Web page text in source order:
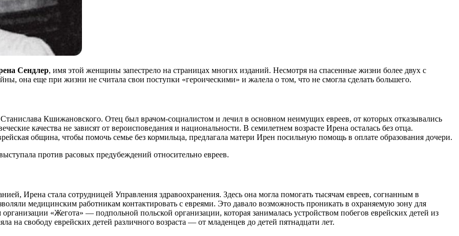
Сендлер, имя этой женщины запестрело на страницах многих изданий. Несмотря на спасенные жизни более двух с
она еще при жизни не считала свои поступки «героическими» и жалела о том, что не смогла сделать большего.
Кшижановского. Отец был врачом-социалистом и лечил в основном неимущих евреев, от которых отказывались
качества не зависят от вероисповедания и национальности. В семилетнем возрасте Ирена осталась без отца.
община, чтобы помочь семье без кормильца, предлагала матери Ирен посильную помощь в оплате образования дочери.
против расовых предубеждений относительно евреев.
Ирена стала сотрудницей Управления здравоохранения. Здесь она могла помогать тысячам евреев, согнанным в
медицинским работникам контактировать с евреями. Это давало возможность проникать в охраняемую зону для
«Жегота» — подпольной польской организации, которая занималась устройством побегов еврейских детей из
на свободу еврейских детей различного возраста — от младенцев до детей пятнадцати лет.